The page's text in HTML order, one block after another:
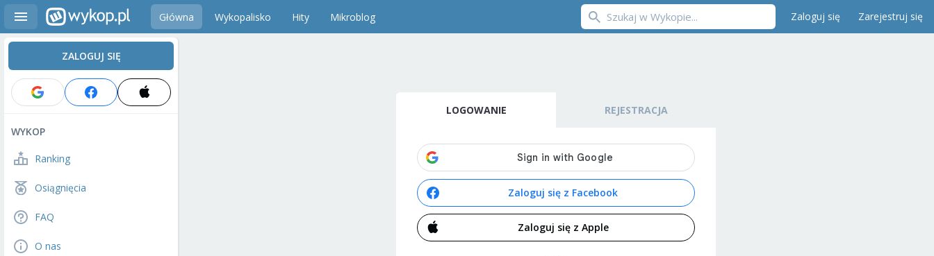
Główna Wykopalisko Hity Mikroblog Zaloguj się Zarejestruj się
ZALOGUJ SIĘ
WYKOP
Ranking
Osiągnięcia
FAQ
O nas
LOGOWANIE REJESTRACJA
Zaloguj się z Facebook
Zaloguj się z Apple